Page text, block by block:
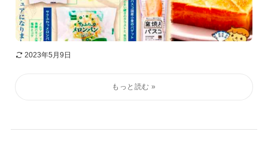
2023年5月9日